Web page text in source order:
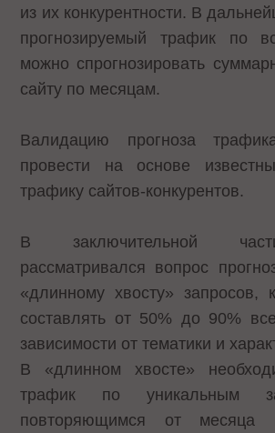
из их конкурентности. В
прогнозируемый трафик по
можно спрогнозировать
сайту по месяцам.
Валидацию прогноза
провести на основе
трафику сайтов-конкурентов.
В заключительной
рассматривался вопрос
«длинному хвосту» запросов,
составлять от 50% до 90%
зависимости от тематики и
В «длинном хвосте»
трафик по уникальным
повторяющимся от